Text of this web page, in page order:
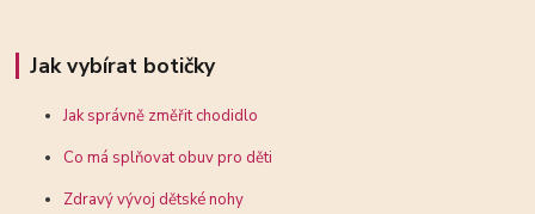
Jak vybírat botičky
Jak správně změřit chodidlo
Co má splňovat obuv pro děti
Zdravý vývoj dětské nohy